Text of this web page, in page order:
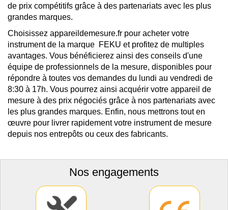
de prix compétitifs grâce à des partenariats avec les plus
grandes marques.
Choisissez appareildemesure.fr pour acheter votre
instrument de la marque FEKU et profitez de multiples
avantages. Vous bénéficierez ainsi des conseils d'une
équipe de professionnels de la mesure, disponibles pour
répondre à toutes vos demandes du lundi au vendredi de
8:30 à 17h. Vous pourrez ainsi acquérir votre appareil de
mesure à des prix négociés grâce à nos partenariats avec
les plus grandes marques. Enfin, nous mettrons tout en
œuvre pour livrer rapidement votre instrument de mesure
depuis nos entrepôts ou ceux des fabricants.
Nos engagements